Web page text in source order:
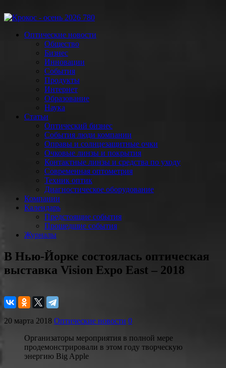
Оптические новости
Общество
Бизнес
Инновации
События
Продукты
Интернет
Образование
Наука
Статьи
Оптический бизнес
События люди компании
Оправы и солнцезащитные очки
Очковые линзы и покрытия
Контактные линзы и средства по уходу
Современная оптометрия
Техник оптик
Диагностическое оборудование
Компании
Календарь
Предстоящие события
Прошедшие события
Журналы
В Нью-Йорке состоялась оптическая
выставка Vision Expo East – 2018
20 марта 2018 Оптические новости 0
Организаторы мероприятия в полной мере
продемонстрировали в этом году творческую
энергию Big Apple